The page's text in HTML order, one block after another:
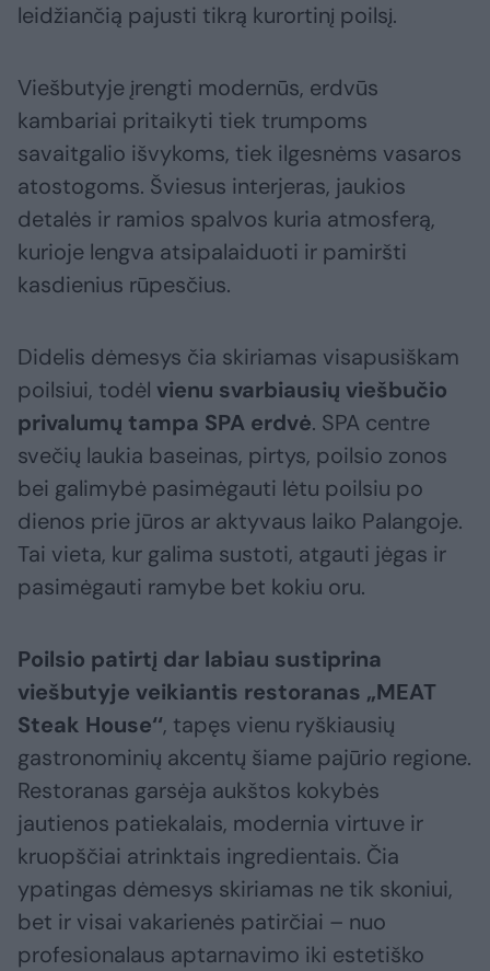
leidžiančią pajusti tikrą kurortinį poilsį.
Viešbutyje įrengti modernūs, erdvūs
kambariai pritaikyti tiek trumpoms
savaitgalio išvykoms, tiek ilgesnėms vasaros
atostogoms. Šviesus interjeras, jaukios
detalės ir ramios spalvos kuria atmosferą,
kurioje lengva atsipalaiduoti ir pamiršti
kasdienius rūpesčius.
Didelis dėmesys čia skiriamas visapusiškam
poilsiui, todėl vienu svarbiausių viešbučio
privalumų tampa SPA erdvė. SPA centre
svečių laukia baseinas, pirtys, poilsio zonos
bei galimybė pasimėgauti lėtu poilsiu po
dienos prie jūros ar aktyvaus laiko Palangoje.
Tai vieta, kur galima sustoti, atgauti jėgas ir
pasimėgauti ramybe bet kokiu oru.
Poilsio patirtį dar labiau sustiprina
viešbutyje veikiantis restoranas „MEAT
Steak House‘‘, tapęs vienu ryškiausių
gastronominių akcentų šiame pajūrio regione.
Restoranas garsėja aukštos kokybės
jautienos patiekalais, modernia virtuve ir
kruopščiai atrinktais ingredientais. Čia
ypatingas dėmesys skiriamas ne tik skoniui,
bet ir visai vakarienės patirčiai – nuo
profesionalaus aptarnavimo iki estetiško